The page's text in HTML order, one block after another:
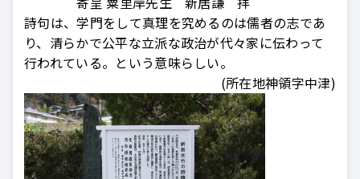
詩句は、学門をして真理を究めるのは儒者の志であ
り、清らかで公平な立派な政治が代々家に伝わって
行われている。という意味らしい。
(所在地神領字中津)